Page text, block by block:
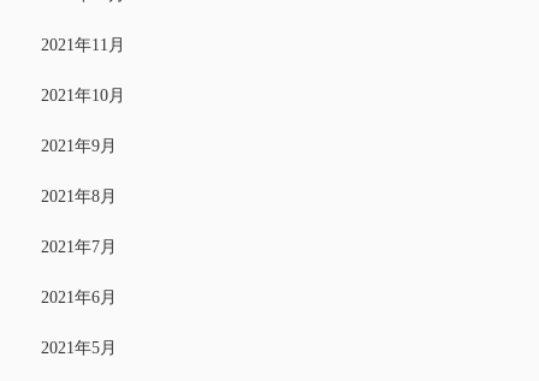
2021年11月
2021年10月
2021年9月
2021年8月
2021年7月
2021年6月
2021年5月